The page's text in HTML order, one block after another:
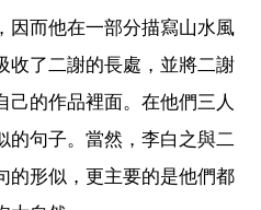
因而他在一部分描寫山水風
收了二謝的長處，並將二謝
的作品裡面。在他們三人
的句子。當然，李白之與二
的形似，更主要的是他們都